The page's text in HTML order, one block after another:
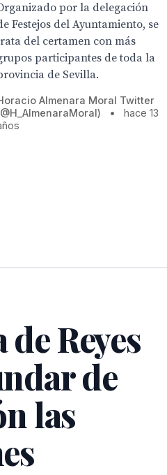
por la delegación
Festejos del Ayuntamiento, se
del certamen con más
participantes de toda la
de Sevilla.
Almenara Moral Twitter
•
hace 13
Reyes
de
las